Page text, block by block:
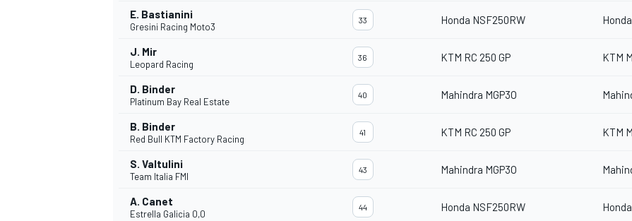
E. Bastianini
Gresini Racing Moto3
33 Honda NSF250RW
J. Mir
Leopard Racing
36 KTM RC 250 GP KTM
D. Binder
Platinum Bay Real Estate
40 Mahindra MGP3O
B. Binder
Red Bull KTM Factory Racing
41 KTM RC 250 GP KTM
S. Valtulini
Team Italia FMI
43 Mahindra MGP3O
A. Canet
Estrella Galicia 0,0
44 Honda NSF250RW